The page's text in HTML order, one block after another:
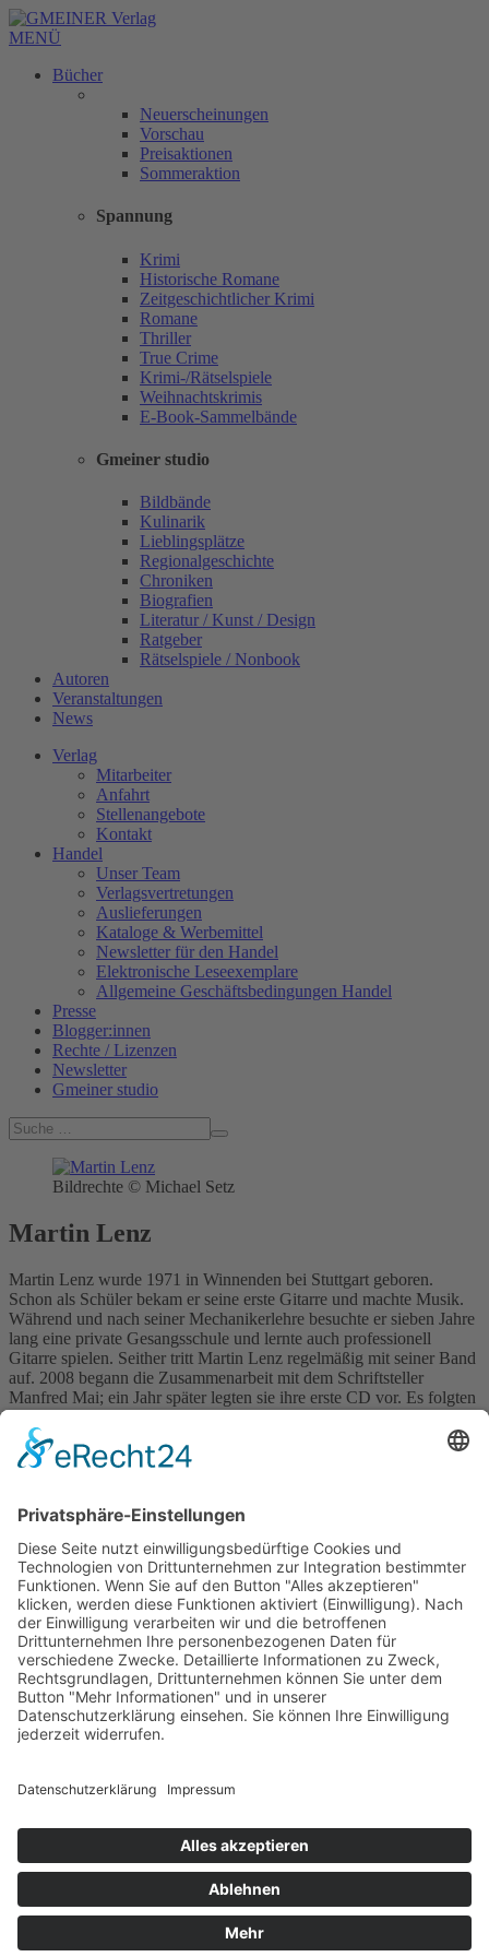
MENÜ
Bücher
Neuerscheinungen
Vorschau
Preisaktionen
Sommeraktion
Spannung
Krimi
Historische Romane
Zeitgeschichtlicher Krimi
Romane
Thriller
True Crime
Krimi-/Rätselspiele
Weihnachtskrimis
E-Book-Sammelbände
Gmeiner studio
Bildbände
Kulinarik
Lieblingsplätze
Regionalgeschichte
Chroniken
Biografien
Literatur / Kunst / Design
Ratgeber
Rätselspiele / Nonbook
Autoren
Veranstaltungen
News
Verlag
Mitarbeiter
Anfahrt
Stellenangebote
Kontakt
Handel
Unser Team
Verlagsvertretungen
Auslieferungen
Kataloge & Werbemittel
Newsletter für den Handel
Elektronische Leseexemplare
Allgemeine Geschäftsbedingungen Handel
Presse
Blogger:innen
Rechte / Lizenzen
Newsletter
Gmeiner studio
Bildrechte © Michael Setz
Martin Lenz
Martin Lenz wurde 1971 in Winnenden bei Stuttgart geboren.
Schon als Schüler bekam er seine erste Gitarre und machte Musik.
Während und nach seiner Mechanikerlehre besuchte er sieben Jahre
lang eine private Gesangsschule und lernte auch professionell
Gitarre spielen. Seither tritt Martin Lenz regelmäßig mit seiner Band
auf. 2008 begann die Zusammenarbeit mit dem Schriftsteller
Manfred Mai; ein Jahr später legten sie ihre erste CD vor. Es folgten
Lesungen" für Kinder und mehrere Bücher.
Was für ein Glück - mir send Schwoba
16. September 2019
sofort lieferbar
160 Seiten, 14,8 x 21,5 cm
18,– €
mehr Infos …
AGB
Sitemap